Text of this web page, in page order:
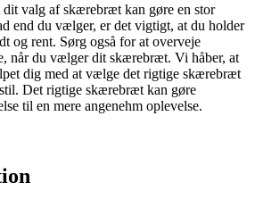
valg af skærebræt kan gøre en stor
end du vælger, er det vigtigt, at du holder
og rent. Sørg også for at overveje
når du vælger dit skærebræt. Vi håber, at
dig med at vælge det rigtige skærebræt
Det rigtige skærebræt kan gøre
til en mere angenehm oplevelse.